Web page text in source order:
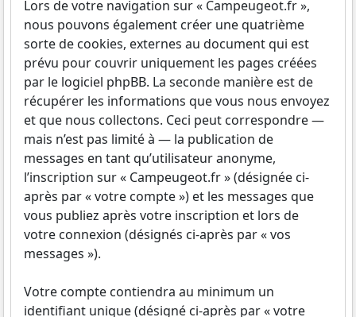
Lors de votre navigation sur « Campeugeot.fr »,
nous pouvons également créer une quatrième
sorte de cookies, externes au document qui est
prévu pour couvrir uniquement les pages créées
par le logiciel phpBB. La seconde manière est de
récupérer les informations que vous nous envoyez
et que nous collectons. Ceci peut correspondre —
mais n’est pas limité à — la publication de
messages en tant qu’utilisateur anonyme,
l’inscription sur « Campeugeot.fr » (désignée ci-
après par « votre compte ») et les messages que
vous publiez après votre inscription et lors de
votre connexion (désignés ci-après par « vos
messages »).
Votre compte contiendra au minimum un
identifiant unique (désigné ci-après par « votre